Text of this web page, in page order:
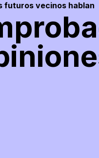
futuros vecinos hablan